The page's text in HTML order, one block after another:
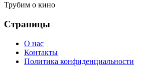
Трубим о кино
Страницы
О нас
Контакты
Политика конфиденциальности